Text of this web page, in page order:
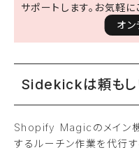
サポートします。お気軽に
オン
Sidekickは頼もし
Shopify Magicのメイン機
するルーチン作業を代行